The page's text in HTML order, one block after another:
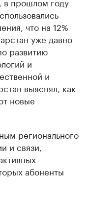
что на 12%
уже давно
развитию
и
и
выяснял, как
новые
регионального
и связи,
абоненты